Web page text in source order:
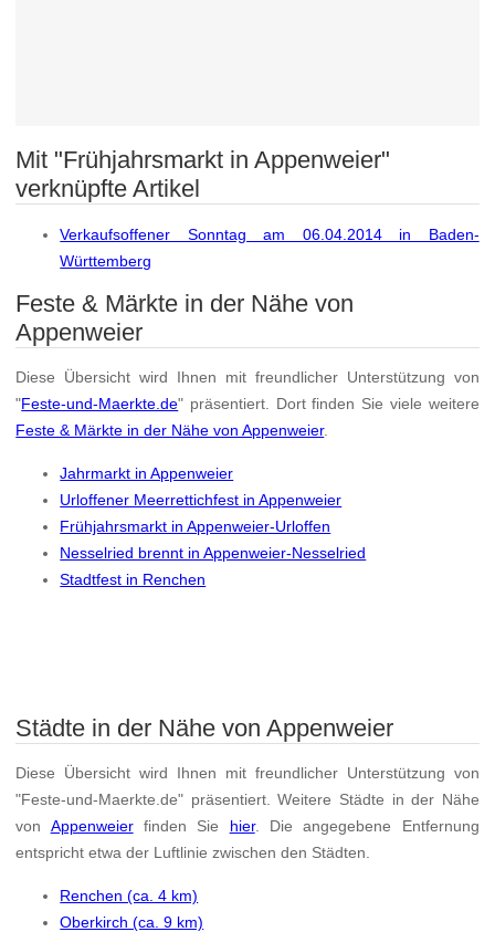
Mit "Frühjahrsmarkt in Appenweier"
verknüpfte Artikel
Verkaufsoffener Sonntag am 06.04.2014 in Baden-
Württemberg
Feste & Märkte in der Nähe von
Appenweier
Diese Übersicht wird Ihnen mit freundlicher Unterstützung von
"Feste-und-Maerkte.de" präsentiert. Dort finden Sie viele weitere
Feste & Märkte in der Nähe von Appenweier.
Jahrmarkt in Appenweier
Urloffener Meerrettichfest in Appenweier
Frühjahrsmarkt in Appenweier-Urloffen
Nesselried brennt in Appenweier-Nesselried
Stadtfest in Renchen
Städte in der Nähe von Appenweier
Diese Übersicht wird Ihnen mit freundlicher Unterstützung von
"Feste-und-Maerkte.de" präsentiert. Weitere Städte in der Nähe
von Appenweierfinden Sie hier. Die angegebene Entfernung
entspricht etwa der Luftlinie zwischen den Städten.
Renchen (ca. 4 km)
Oberkirch (ca. 9 km)